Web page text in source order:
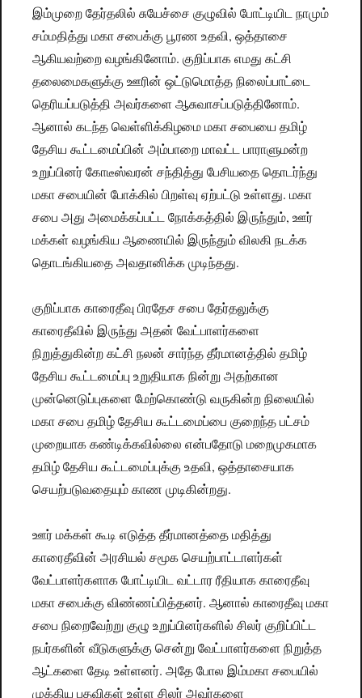
இம்முறை தேர்தலில் சுயேச்சை குழுவில் போட்டியிட நாமும்
சம்மதித்து மகா சபைக்கு பூரண உதவி, ஒத்தாசை
ஆகியவற்றை வழங்கினோம். குறிப்பாக எமது கட்சி
தலைமைகளுக்கு ஊரின் ஒட்டுமொத்த நிலைப்பாட்டை
தெரியப்படுத்தி அவர்களை ஆசுவாசப்படுத்தினோம்.
ஆனால் கடந்த வெள்ளிக்கிழமை மகா சபையை தமிழ்
தேசிய கூட்டமைப்பின் அம்பாறை மாவட்ட பாராளுமன்ற
உறுப்பினர் கோடீஸ்வரன் சந்தித்து பேசியதை தொடர்ந்து
மகா சபையின் போக்கில் பிறள்வு ஏற்பட்டு உள்ளது. மகா
சபை அது அமைக்கப்பட்ட நோக்கத்தில் இருந்தும், ஊர்
மக்கள் வழங்கிய ஆணையில் இருந்தும் விலகி நடக்க
தொடங்கியதை அவதானிக்க முடிந்தது.
குறிப்பாக காரைதீவு பிரதேச சபை தேர்தலுக்கு
காரைதீவில் இருந்து அதன் வேட்பாளர்களை
நிறுத்துகின்ற கட்சி நலன் சார்ந்த தீர்மானத்தில் தமிழ்
தேசிய கூட்டமைப்பு உறுதியாக நின்று அதற்கான
முன்னெடுப்புகளை மேற்கொண்டு வருகின்ற நிலையில்
மகா சபை தமிழ் தேசிய கூட்டமைப்பை குறைந்த பட்சம்
முறையாக கண்டிக்கவில்லை என்பதோடு மறைமுகமாக
தமிழ் தேசிய கூட்டமைப்புக்கு உதவி, ஒத்தாசையாக
செயற்படுவதையும் காண முடிகின்றது.
ஊர் மக்கள் கூடி எடுத்த தீர்மானத்தை மதித்து
காரைதீவின் அரசியல் சமூக செயற்பாட்டாளர்கள்
வேட்பாளர்களாக போட்டியிட வட்டார ரீதியாக காரைதீவு
மகா சபைக்கு விண்ணப்பித்தனர். ஆனால் காரைதீவு மகா
சபை நிறைவேற்று குழு உறுப்பினர்களில் சிலர் குறிப்பிட்ட
நபர்களின் வீடுகளுக்கு சென்று வேட்பாளர்களை நிறுத்த
ஆட்களை தேடி உள்ளனர். அதே போல இம்மகா சபையில்
முக்கிய பதவிகள் உள்ள சிலர் அவர்களை